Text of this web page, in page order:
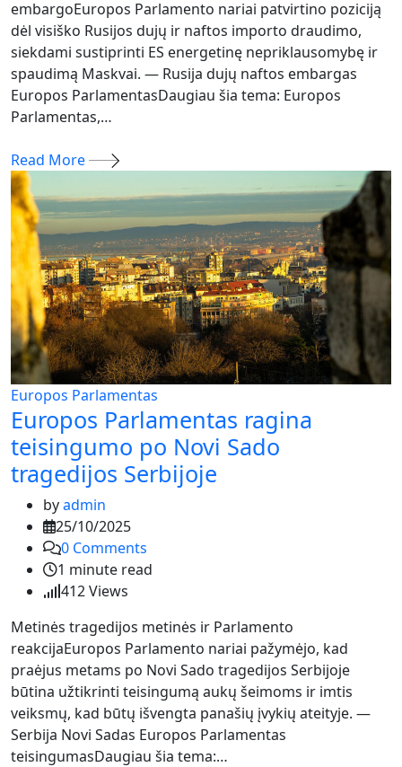
embargoEuropos Parlamento nariai patvirtino poziciją
dėl visiško Rusijos dujų ir naftos importo draudimo,
siekdami sustiprinti ES energetinę nepriklausomybę ir
spaudimą Maskvai. — Rusija dujų naftos embargas
Europos ParlamentasDaugiau šia tema: Europos
Parlamentas,…
Read More
Europos Parlamentas
Europos Parlamentas ragina
teisingumo po Novi Sado
tragedijos Serbijoje
byadmin
25/10/2025
0 Comments
1 minute read
412Views
Metinės tragedijos metinės ir Parlamento
reakcijaEuropos Parlamento nariai pažymėjo, kad
praėjus metams po Novi Sado tragedijos Serbijoje
būtina užtikrinti teisingumą aukų šeimoms ir imtis
veiksmų, kad būtų išvengta panašių įvykių ateityje. —
Serbija Novi Sadas Europos Parlamentas
teisingumasDaugiau šia tema:…